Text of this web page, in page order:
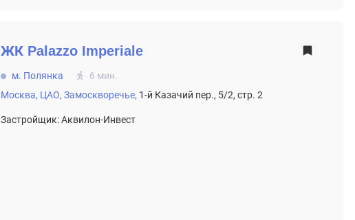
ЖК Palazzo Imperiale
м. Полянка
6 мин.
Москва, ЦАО, Замоскворечье, 1-й Казачий пер., 5/2, стр. 2
Застройщик: Аквилон-Инвест